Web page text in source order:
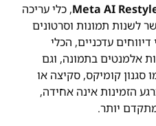
Meta AI, כלי עריכה
לשנות תמונות וסרטונים
עדכניים, הכלי
אלמנטים בתמונה, וגם
קומיקס, סקיצה או
הזמינות אינה אחידה,
יותר.